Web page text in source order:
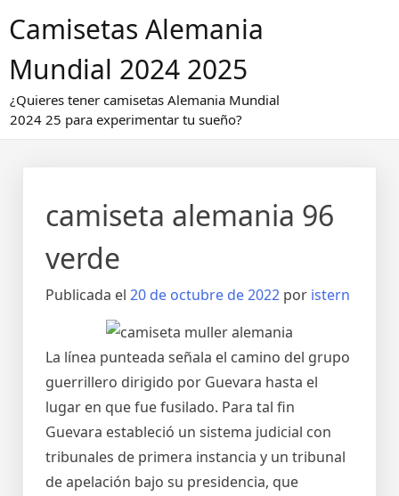
alCamisetas Alemania
Mundial 2024 2025
¿Quieres tener camisetas Alemania Mundial
2024 25 para experimentar tu sueño?
camiseta alemania 96
verde
Publicada el 20 de octubre de 2022 por istern
La línea punteada señala el camino del grupo
guerrillero dirigido por Guevara hasta el
lugar en que fue fusilado. Para tal fin
Guevara estableció un sistema judicial con
tribunales de primera instancia y un tribunal
de apelación bajo su presidencia, que